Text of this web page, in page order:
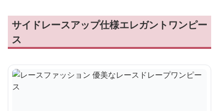
サイドレースアップ仕様エレガントワンピー
ス